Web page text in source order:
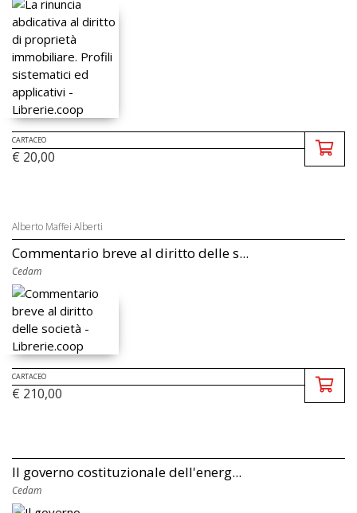
CARTACEO
€ 20,00
Alberto Maffei Alberti
Commentario breve al diritto delle s...
Cedam
CARTACEO
€ 210,00
Il governo costituzionale dell'energ...
Cedam